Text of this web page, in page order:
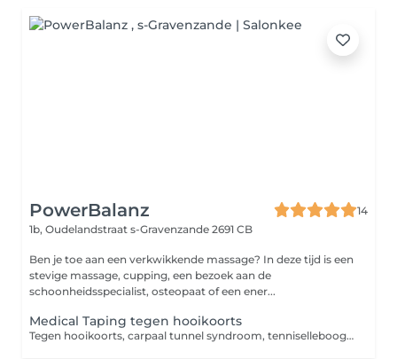
PowerBalanz
14
1b, Oudelandstraat s-Gravenzande 2691 CB
Ben je toe aan een verkwikkende massage? In deze tijd is een
stevige massage, cupping, een bezoek aan de
schoonheidsspecialist, osteopaat of een ener...
Medical Taping tegen hooikoorts
Tegen hooikoorts, carpaal tunnel syndroom, tenniselleboog, pijnlijke nek, zere schouder/knie/enkel etc. Vermeld aub in de opmerking waarvoor de taping is!